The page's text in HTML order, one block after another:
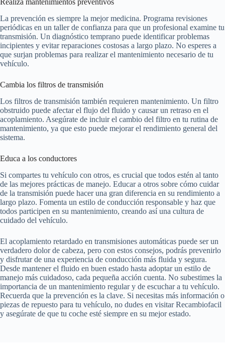
Realiza mantenimientos preventivos
La prevención es siempre la mejor medicina. Programa revisiones
periódicas en un taller de confianza para que un profesional examine tu
transmisión. Un diagnóstico temprano puede identificar problemas
incipientes y evitar reparaciones costosas a largo plazo. No esperes a
que surjan problemas para realizar el mantenimiento necesario de tu
vehículo.
Cambia los filtros de transmisión
Los filtros de transmisión también requieren mantenimiento. Un filtro
obstruido puede afectar el flujo del fluido y causar un retraso en el
acoplamiento. Asegúrate de incluir el cambio del filtro en tu rutina de
mantenimiento, ya que esto puede mejorar el rendimiento general del
sistema.
Educa a los conductores
Si compartes tu vehículo con otros, es crucial que todos estén al tanto
de las mejores prácticas de manejo. Educar a otros sobre cómo cuidar
de la transmisión puede hacer una gran diferencia en su rendimiento a
largo plazo. Fomenta un estilo de conducción responsable y haz que
todos participen en su mantenimiento, creando así una cultura de
cuidado del vehículo.
El acoplamiento retardado en transmisiones automáticas puede ser un
verdadero dolor de cabeza, pero con estos consejos, podrás prevenirlo
y disfrutar de una experiencia de conducción más fluida y segura.
Desde mantener el fluido en buen estado hasta adoptar un estilo de
manejo más cuidadoso, cada pequeña acción cuenta. No subestimes la
importancia de un mantenimiento regular y de escuchar a tu vehículo.
Recuerda que la prevención es la clave. Si necesitas más información o
piezas de repuesto para tu vehículo, no dudes en visitar Recambiofacil
y asegúrate de que tu coche esté siempre en su mejor estado.